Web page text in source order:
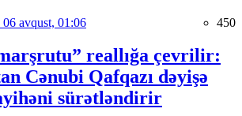
06 avqust, 01:06 450
reallığa çevrilir:
Cənubi Qafqazı dəyişə
sürətləndirir